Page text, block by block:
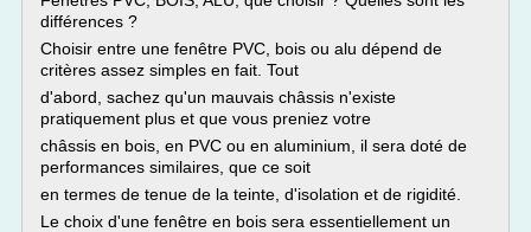
différences ?
Choisir entre une fenêtre PVC, bois ou alu dépend de
critères assez simples en fait. Tout
d'abord, sachez qu'un mauvais châssis n'existe
pratiquement plus et que vous preniez votre
châssis en bois, en PVC ou en aluminium, il sera doté de
performances similaires, que ce soit
en termes de tenue de la teinte, d'isolation et de rigidité.
Le choix d'une fenêtre en bois sera essentiellement un